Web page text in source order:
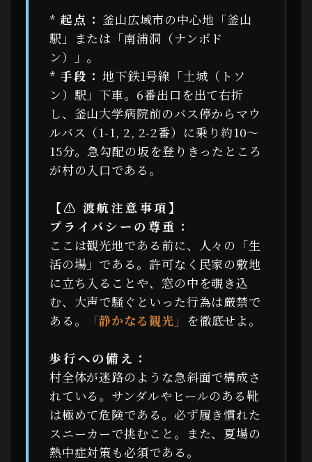
* 起点： 釜山広域市の中心地「釜山
駅」または「南浦洞（ナンポド
ン）」。
* 手段： 地下鉄1号線「土城（トソ
ン）駅」下車。6番出口を出て右折
し、釜山大学病院前のバス停からマウ
ルバス（1-1, 2, 2-2番）に乗り約10〜
15分。急勾配の坂を登りきったところ
が村の入口である。
【⚠ 渡航注意事項】
プライバシーの尊重：
ここは観光地である前に、人々の「生
活の場」である。許可なく民家の敷地
に立ち入ることや、窓の中を覗き込
む、大声で騒ぐといった行為は厳禁で
ある。
「静かなる観光」 を徹底せよ。
歩行への備え：
村全体が迷路のような急斜面で構成さ
れている。サンダルやヒールのある靴
は極めて危険である。必ず履き慣れた
スニーカーで挑むこと。また、夏場の
熱中症対策も必須である。